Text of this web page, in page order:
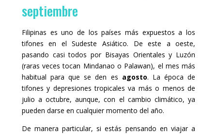
septiembre
Filipinas es uno de los países más expuestos a los
tifones en el Sudeste Asiático. De este a oeste,
pasando casi todos por Bisayas Orientales y Luzón
(raras veces tocan Mindanao o Palawan), el mes más
habitual para que se den es agosto. La época de
tifones y depresiones tropicales va más o menos de
julio a octubre, aunque, con el cambio climático, ya
pueden darse en cualquier momento del año.
De manera particular, si estás pensando en viajar a